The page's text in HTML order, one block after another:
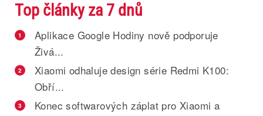
Top články za 7 dnů
1
Aplikace Google Hodiny nově podporuje
Živá...
2
Xiaomi odhaluje design série Redmi K100:
Obří...
3
Konec softwarových záplat pro Xiaomi a